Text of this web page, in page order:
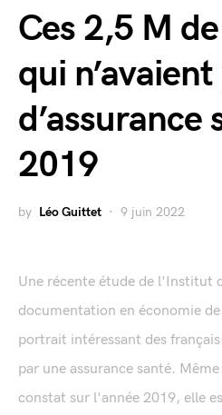
Ces 2,5 M
qui
d’assurance
2019
by Léo Guittet 9 juin 2022
Une récente étude de l'Institut
documentation en économie
portrait intéressant des
par une assurance santé.
constat sur l'année 2019, elle